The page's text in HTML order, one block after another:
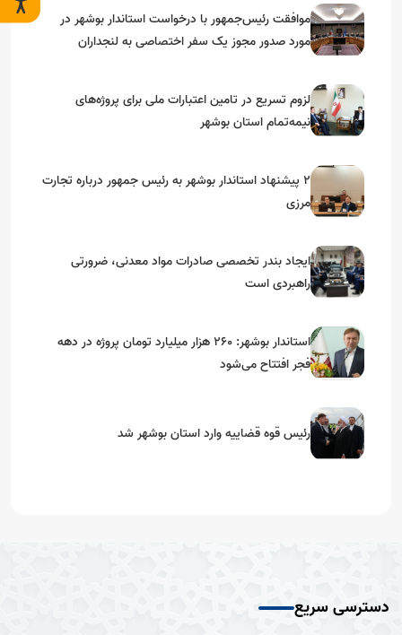
موافقت رئیس‌جمهور با درخواست استاندار بوشهر در
مورد صدور مجوز یک سفر اختصاصی به لنجداران
لزوم تسریع در تامین اعتبارات ملی برای پروژه‌های
نیمه‌تمام استان بوشهر
۲ پیشنهاد استاندار بوشهر به رئیس جمهور درباره تجارت
مرزی
ایجاد بندر تخصصی صادرات مواد معدنی، ضرورتی
راهبردی است
استاندار بوشهر: ۲۶۰ هزار میلیارد تومان پروژه در دهه
فجر افتتاح می‌شود
رئیس قوه قضاییه وارد استان بوشهر شد
دسترسی سریع